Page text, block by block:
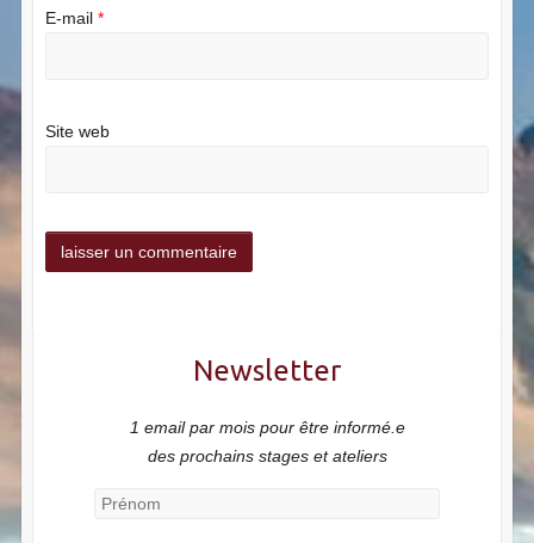
E-mail *
Site web
Newsletter
1 email par mois pour être informé.e
des prochains stages et ateliers